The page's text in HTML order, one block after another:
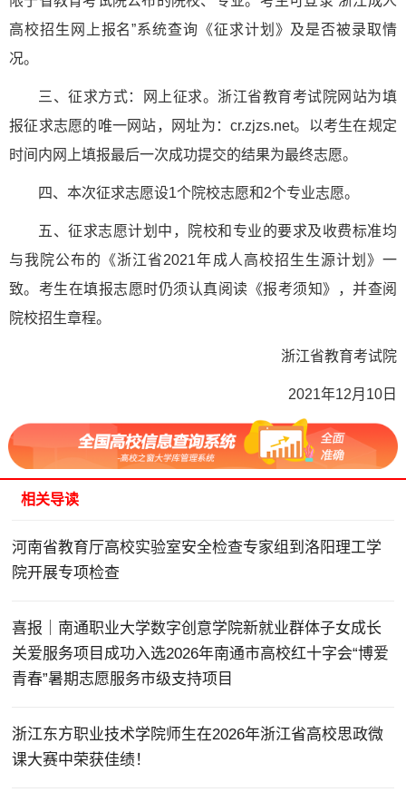
高校招生网上报名”系统查询《征求计划》及是否被录取情
况。
三、征求方式：网上征求。浙江省教育考试院网站为填
报征求志愿的唯一网站，网址为：cr.zjzs.net。以考生在规定
时间内网上填报最后一次成功提交的结果为最终志愿。
四、本次征求志愿设1个院校志愿和2个专业志愿。
五、征求志愿计划中，院校和专业的要求及收费标准均
与我院公布的《浙江省2021年成人高校招生生源计划》一
致。考生在填报志愿时仍须认真阅读《报考须知》，并查阅
院校招生章程。
浙江省教育考试院
2021年12月10日
相关导读
河南省教育厅高校实验室安全检查专家组到洛阳理工学
院开展专项检查
喜报｜南通职业大学数字创意学院新就业群体子女成长
关爱服务项目成功入选2026年南通市高校红十字会“博爱
青春”暑期志愿服务市级支持项目
浙江东方职业技术学院师生在2026年浙江省高校思政微
课大赛中荣获佳绩！